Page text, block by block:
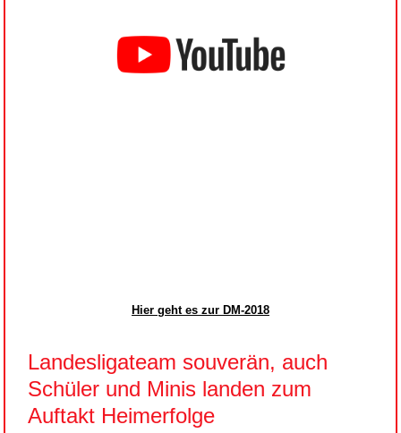
Hier geht es zur DM-2018
Landesligateam souverän, auch
Schüler und Minis landen zum
Auftakt Heimerfolge